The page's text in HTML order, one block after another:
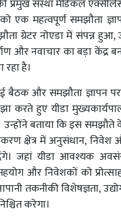
प्रमुख संस्था मेडिकल
एक महत्वपूर्ण समझौता
ग्रेटर नोएडा में संपन्न
और नवाचार का बड़ा केंद्र
है।
बैठक और समझौता ज्ञापन
करते हुए यीडा
उन्होंने बताया कि इस समझौते
क्षेत्र में अनुसंधान,
जहां यीडा आवश्यक
और निवेशकों को
तकनीकी विशेषज्ञता,
करेगा।